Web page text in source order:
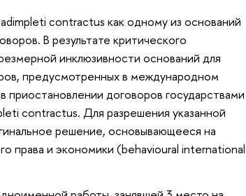
contractus как одному из оснований
В результате критического
инклюзивности оснований для
предусмотренных в международном
приостановлении договоров государствами
contractus. Для разрешения указанной
решение, основывающееся на
права и экономики (behavioural international